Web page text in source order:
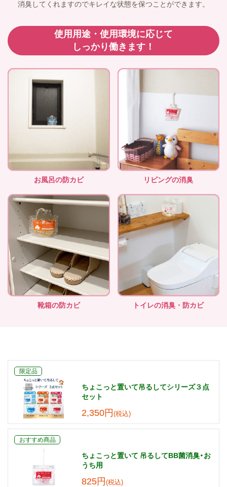
消臭してくれますのでキレイな状態を保つことができます。
使用用途・使用環境に応じて
しっかり働きます！
お風呂の防カビ リビングの消臭
靴箱の防カビ トイレの消臭・防カビ
限定品
ちょこっと置いて吊るしてシリーズ３点
セット
2,350円(税込)
おすすめ商品
ちょこっと置いて 吊るしてBB菌消臭・お
うち用
825円(税込)